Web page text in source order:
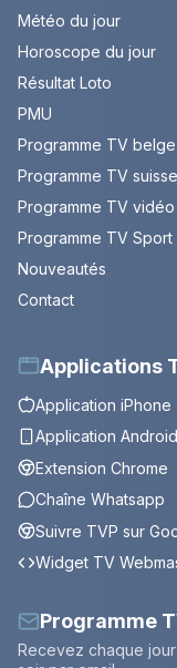
Météo du jour
Horoscope du jour
Résultat Loto
PMU
Programme TV
Programme TV
Programme TV vidéo
Programme TV Sport
Nouveautés
Contact
Applications
Application iPhone
Application Android
Extension Chrome
Chaîne Whatsapp
Suivre TVP sur
Widget TV
Programme
Recevez chaque